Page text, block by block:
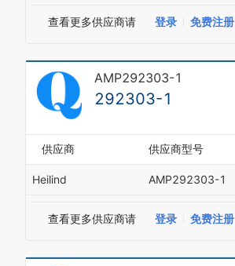
查看更多供应商请 登录 免费注册
AMP292303-1
292303-1
供应商 供应商型号
Heilind AMP292303-1
查看更多供应商请 登录 免费注册